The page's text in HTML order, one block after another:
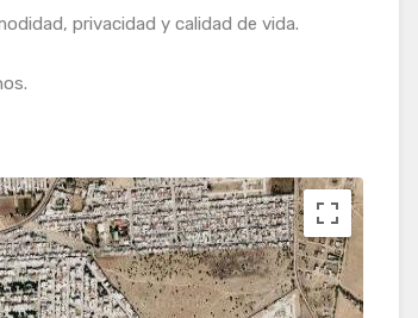
privacidad y calidad de vida.